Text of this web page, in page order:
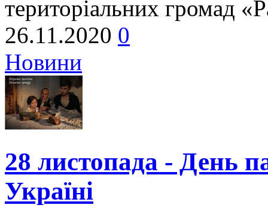
територіальних громад
26.11.2020 0
Новини
28 листопада - День
Україні